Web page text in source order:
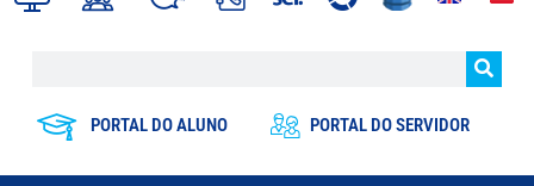
PORTAL DO ALUNO PORTAL DO SERVIDOR